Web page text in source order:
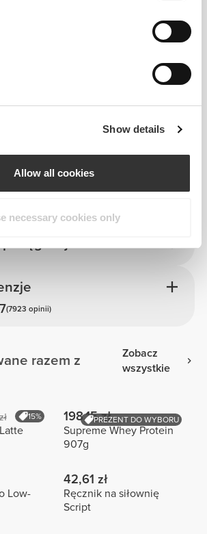
Show details
Allow all cookies
necessary cookies only
(7923 opinii)
razem z
Zobacz
wszystkie
15% PREZENT DO WYBORU
198,15 zł
Supreme Whey Protein
907g
Low-
42,61 zł
Ręcznik na siłownię
Script